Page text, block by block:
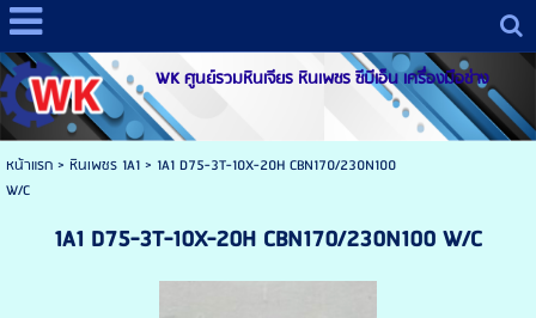
WK ศูนย์รวมหินเจียร หินเพชร ซีบีเอ็น เครื่องมือช่าง
หน้าแรก> หินเพชร 1A1> 1A1 D75-3T-10X-20H CBN170/230N100
W/C
1A1 D75-3T-10X-20H CBN170/230N100 W/C